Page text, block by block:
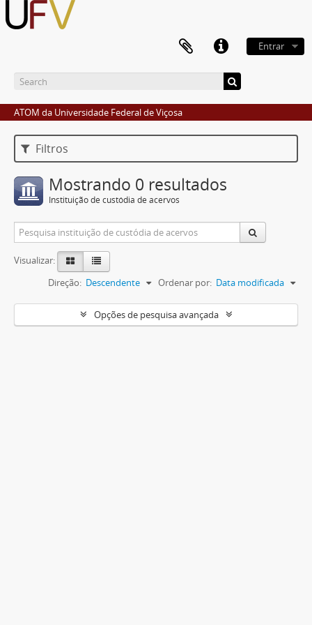
Entrar
ATOM da Universidade Federal de Viçosa
Filtros
Mostrando 0 resultados
Instituição de custódia de acervos
Visualizar:
Ordenar por: Data modificada
Direção: Descendente
Opções de pesquisa avançada